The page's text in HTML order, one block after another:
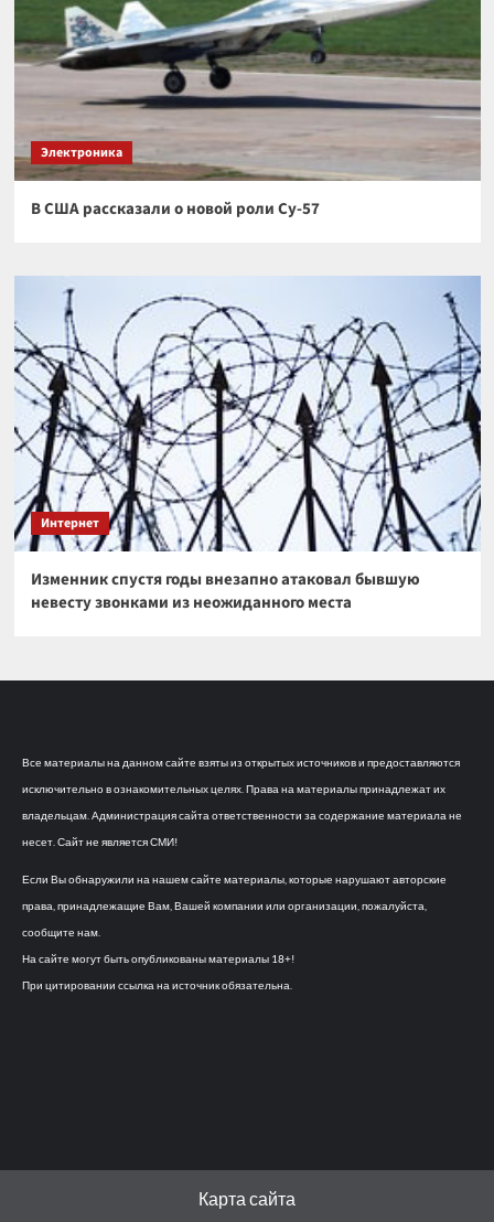
Электроника
В США рассказали о новой роли Су-57
Интернет
Изменник спустя годы внезапно атаковал бывшую
невесту звонками из неожиданного места
Все материалы на данном сайте взяты из открытых источников и предоставляются
исключительно в ознакомительных целях. Права на материалы принадлежат их
владельцам. Администрация сайта ответственности за содержание материала не
несет. Сайт не является СМИ!
Если Вы обнаружили на нашем сайте материалы, которые нарушают авторские
права, принадлежащие Вам, Вашей компании или организации, пожалуйста,
сообщите нам.
На сайте могут быть опубликованы материалы 18+!
При цитировании ссылка на источник обязательна.
Карта сайта